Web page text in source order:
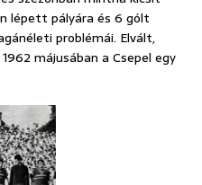
lépett pályára és 6 gólt
problémái. Elvált,
májusában a Csepel egy